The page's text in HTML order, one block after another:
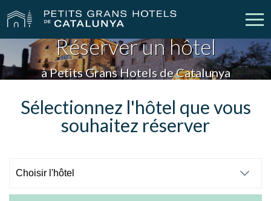
Nos Hôtels Escapades
Mariages
Chèques Cadeau Découvrez Catalogne
Réserver un hôtel
à Petits Grans Hotels de Catalunya
Sélectionnez l'hôtel que vous
souhaitez réserver